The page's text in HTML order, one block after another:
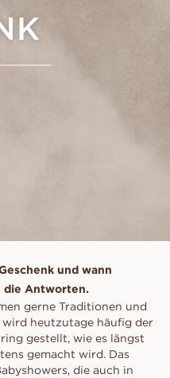
und wann
die Antworten.
gerne Traditionen und
wird heutzutage häufig der
gestellt, wie es längst
gemacht wird. Das
die auch in